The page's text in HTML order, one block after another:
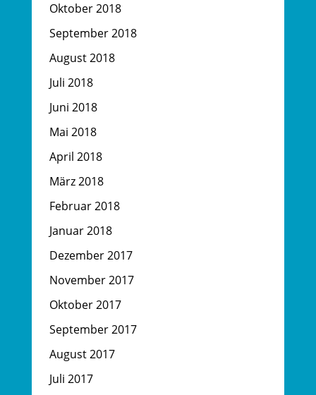
Oktober 2018
September 2018
August 2018
Juli 2018
Juni 2018
Mai 2018
April 2018
März 2018
Februar 2018
Januar 2018
Dezember 2017
November 2017
Oktober 2017
September 2017
August 2017
Juli 2017